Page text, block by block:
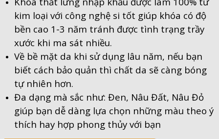
kim loại với công nghệ si tốt giúp khóa có độ
bền cao 1-3 năm tránh được tình trạng trầy
xước khi ma sát nhiều.
Về bề mặt da khi sử dụng lâu năm, nếu bạn
biết cách bảo quản thì chất da sẽ càng bóng
tự nhiên hơn.
Đa dạng mà sắc như: Đen, Nâu Đất, Nâu Đỏ
giúp bạn dễ dàng lựa chọn những màu theo ý
thích hay hợp phong thủy với bạn